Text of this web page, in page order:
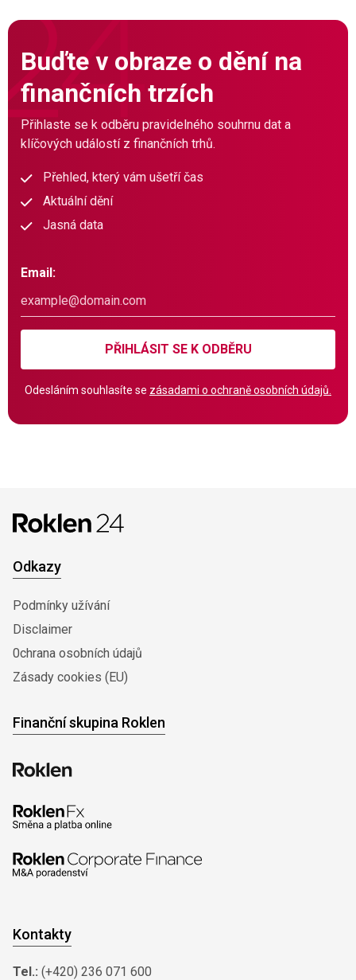
Buďte v obraze o dění na
finančních trzích
Přihlaste se k odběru pravidelného souhrnu dat a
klíčových událostí z finančních trhů.
Přehled, který vám ušetří čas
Aktuální dění
Jasná data
Email:
PŘIHLÁSIT SE K ODBĚRU
Odesláním souhlasíte se zásadami o ochraně osobních údajů.
Odkazy
Podmínky užívání
Disclaimer
0chrana osobních údajů
Zásady cookies (EU)
Finanční skupina Roklen
Kontakty
Tel.: (+420) 236 071 600